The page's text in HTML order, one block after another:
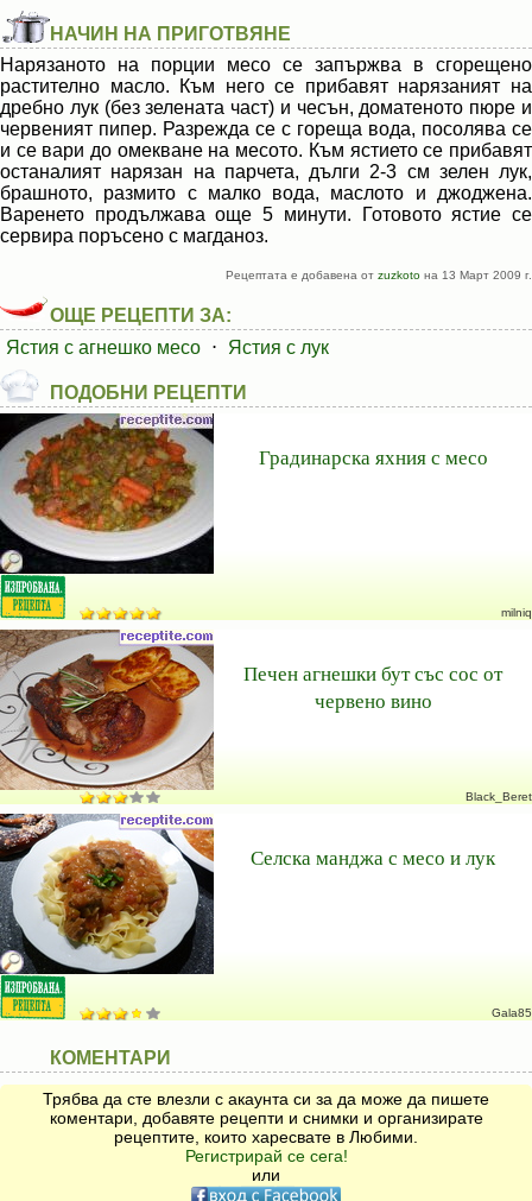
НАЧИН НА ПРИГОТВЯНЕ
Нарязаното на порции месо се запържва в сгорещено
растително масло. Към него се прибавят нарязаният на
дребно лук (без зелената част) и чесън, доматеното пюре и
червеният пипер. Разрежда се с гореща вода, посолява се
и се вари до омекване на месото. Към ястието се прибавят
останалият нарязан на парчета, дълги 2-3 см зелен лук,
брашното, размито с малко вода, маслото и джоджена.
Варенето продължава още 5 минути. Готовото ястие се
сервира поръсено с магданоз.
Рецептата е добавена от zuzkoto на 13 Март 2009 г.
ОЩЕ РЕЦЕПТИ ЗА:
Ястия с агнешко месо ⋅ Ястия с лук
ПОДОБНИ РЕЦЕПТИ
Градинарска яхния с месо
milniq
Печен агнешки бут със сос от
червено вино
Black_Beret
Селска манджа с месо и лук
Gala85
КОМЕНТАРИ
Трябва да сте влезли с акаунта си за да може да пишете
коментари, добавяте рецепти и снимки и организирате
рецептите, които харесвате в Любими.
Регистрирай се сега!
или